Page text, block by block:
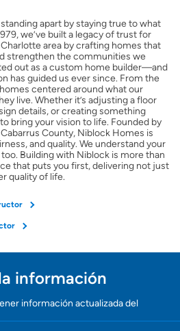
puntaje de crédito
Previa
para la venta
por mi casa
apart by staying true to what
we’ve built a legacy of trust for
area by crafting homes that
strengthen the communities we
out as a custom home builder—and
has guided us ever since. From the
centered around what our
live. Whether it’s adjusting a floor
details, or creating something
bring your vision to life. Founded by
County, Niblock Homes is
and quality. We understand your
Building with Niblock is more than
that puts you first, delivering not just
quality of life.
información
información actualizada del